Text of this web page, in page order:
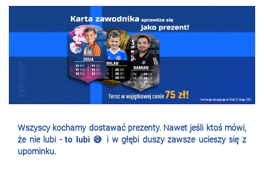
Wszyscy kochamy dostawać prezenty. Nawet jeśli ktoś mówi,
że nie lubi -to lubi 😅 i w głębi duszy zawsze ucieszy się z
upominku.